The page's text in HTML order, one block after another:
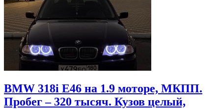
BMW 318i E46 на 1.9 моторе, МКПП.
Пробег – 320 тысяч. Кузов целый,